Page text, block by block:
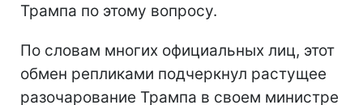
Трампа по этому вопросу.
По словам многих официальных лиц, этот
обмен репликами подчеркнул растущее
разочарование Трампа в своем министре